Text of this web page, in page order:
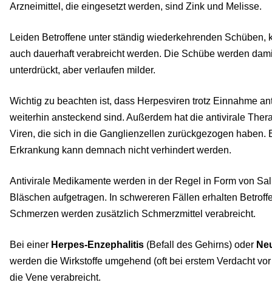
Arzneimittel, die eingesetzt werden, sind Zink und Melisse.
Leiden Betroffene unter ständig wiederkehrenden Schüben,
auch dauerhaft verabreicht werden. Die Schübe werden
unterdrückt, aber verlaufen milder.
Wichtig zu beachten ist, dass Herpesviren trotz Einnahme
weiterhin ansteckend sind. Außerdem hat die antivirale
Viren, die sich in die Ganglienzellen zurückgezogen haben.
Erkrankung kann demnach nicht verhindert werden.
Antivirale Medikamente werden in der Regel in Form von
Bläschen aufgetragen. In schwereren Fällen erhalten
Schmerzen werden zusätzlich Schmerzmittel verabreicht.
Bei einer Herpes-Enzephalitis (Befall des Gehirns) oder
werden die Wirkstoffe umgehend (oft bei erstem Verdacht
die Vene verabreicht.